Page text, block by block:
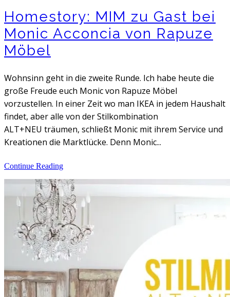
Homestory: MIM zu Gast bei
Monic Acconcia von Rapuze
Möbel
Wohnsinn geht in die zweite Runde. Ich habe heute die
große Freude euch Monic von Rapuze Möbel
vorzustellen. In einer Zeit wo man IKEA in jedem Haushalt
findet, aber alle von der Stilkombination
ALT+NEU träumen, schließt Monic mit ihrem Service und
Kreationen die Marktlücke. Denn Monic...
Continue Reading